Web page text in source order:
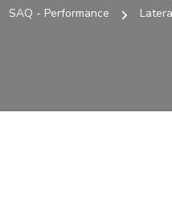
SAQ - Performance